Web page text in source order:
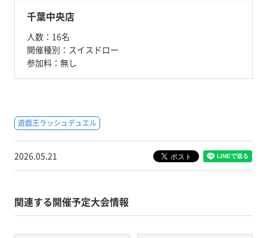
千葉中央店
人数： 16名
開催種別： スイスドロー
参加料： 無し
遊戯王ラッシュデュエル
2026.05.21
関連する開催予定大会情報